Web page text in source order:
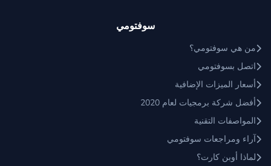
سوفتومي
من هي سوفتومي؟
اتصل بسوفتومي
أسعار الميزات الإضافية
أفضل شركة برمجيات لعام 2020
المواصفات التقنية
آراء ومراجعات سوفتومي
لماذا أوبن كارت؟